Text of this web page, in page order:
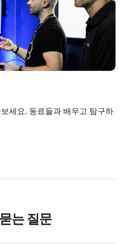
세요. 동료들과 배우고 탐구하
는 질문